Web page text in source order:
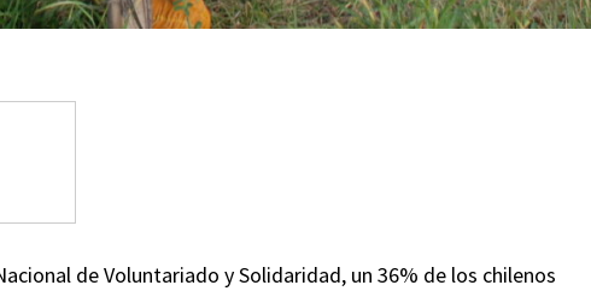
de Voluntariado y Solidaridad, un 36% de los chilenos